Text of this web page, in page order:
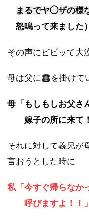
まるでヤ◯ザの様
怒鳴って来ました）
その声にビビッて大
母は父に を掛けて
母「もしもしお父さ
嫁子の所に来て！
それに対して義兄が
言おうとした時に
私「今すぐ帰らなか
呼びますよ！！」